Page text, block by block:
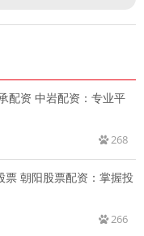
配资 中岩配资：专业平
268
票 朝阳股票配资：掌握投
266